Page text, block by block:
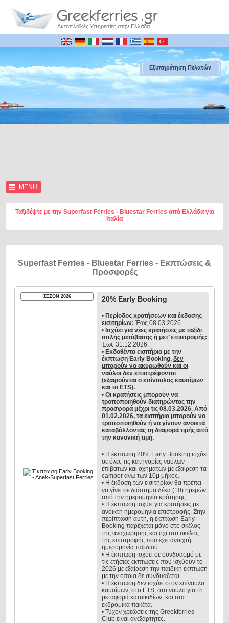
Ακτοπλοϊκές Υπηρεσίες στην Ελλάδα
Εξυπηρέτηση Πελατών
MENU
Ταξιδέψτε με την Superfast Ferries - Bluestar Ferries από Ελλάδα για
Ιταλία
Superfast Ferries - Bluestar Ferries - Εκπτώσεις &
Προσφορές
ΣΕΖΟΝ 2026 20% Early Booking
• Περίοδος κρατήσεων και έκδοσης
εισιτηρίων: Έως 08.03.2026.
• Ισχύει για νέες κρατήσεις με ταξίδι
απλής μετάβασης ή μετ’ επιστροφής:
Έως 31.12.2026.
• Εκδοθέντα εισιτήρια με την
έκπτωση Early Booking, δεν
μπορούν να ακυρωθούν και οι
ναύλοι δεν επιστρέφονται
(εξαιρούνται ο επίναυλος καυσίμων
και το ETS).
• Οι κρατήσεις μπορούν να
τροποποιηθούν διατηρώντας την
προσφορά μέχρι τις 08.03.2026. Από
01.02.2026, τα εισιτήρια μπορούν να
τροποποιηθούν ή να γίνουν ανοικτά
καταβάλλοντας τη διαφορά τιμής από
την κανονική τιμή.
• Η έκπτωση 20% Early Booking ισχύει
σε όλες τις κατηγορίες ναύλων
επιβατών και οχημάτων με εξαίρεση τα
camper ανω των 10μ μήκος.
• Η έκδοση των εισιτηρίων θα πρέπει
να γίνει σε διάστημα δέκα (10) ημερών
από την ημερομηνία κράτησης.
• Η έκπτωση ισχύει για κρατήσεις με
ανοικτή ημερομηνία επιστροφής. Στην
περίπτωση αυτή, η έκπτωση Early
Booking παρέχεται μόνο στο σκέλος
της αναχώρησης και όχι στο σκέλος
της επιστροφής που έχει ανοιχτή
ημερομηνία ταξιδιού.
• Η έκπτωση ισχύει σε συνδυασμό με
τις ετήσιες εκπτώσεις που ισχύουν το
2026 με εξαίρεση την παιδική έκπτωση
με την οποία δε συνδυάζεται.
• Η έκπτωση δεν ισχύει στον επίναυλο
καυσίμων, στο ETS, στο ναύλο για τη
μεταφορά κατοικιδίων, και στα
εκδρομικά πακέτα.
• Τυχόν χρεώσεις της Greekferries
Club είναι ανεξάρτητες.